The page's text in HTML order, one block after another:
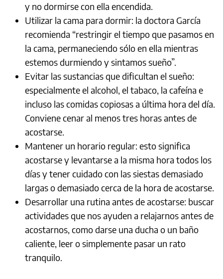
y no dormirse con ella encendida.
Utilizar la cama para dormir: la doctora García
recomienda “restringir el tiempo que pasamos en
la cama, permaneciendo sólo en ella mientras
estemos durmiendo y sintamos sueño”.
Evitar las sustancias que dificultan el sueño:
especialmente el alcohol, el tabaco, la cafeína e
incluso las comidas copiosas a última hora del día.
Conviene cenar al menos tres horas antes de
acostarse.
Mantener un horario regular: esto significa
acostarse y levantarse a la misma hora todos los
días y tener cuidado con las siestas demasiado
largas o demasiado cerca de la hora de acostarse.
Desarrollar una rutina antes de acostarse: buscar
actividades que nos ayuden a relajarnos antes de
acostarnos, como darse una ducha o un baño
caliente, leer o simplemente pasar un rato
tranquilo.